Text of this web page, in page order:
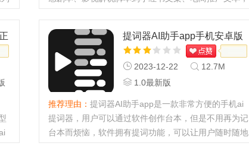
提词器AI助手app手机安卓版
2023-12-22
12.7M
1.0最新版
推荐理由： 提词器AI助手app是一款非常方便的手机ai
提词器，用户可以通过软件创作台本，但是不用再为记
台本而烦恼，软件拥有提词功能，可以让用户随时随地